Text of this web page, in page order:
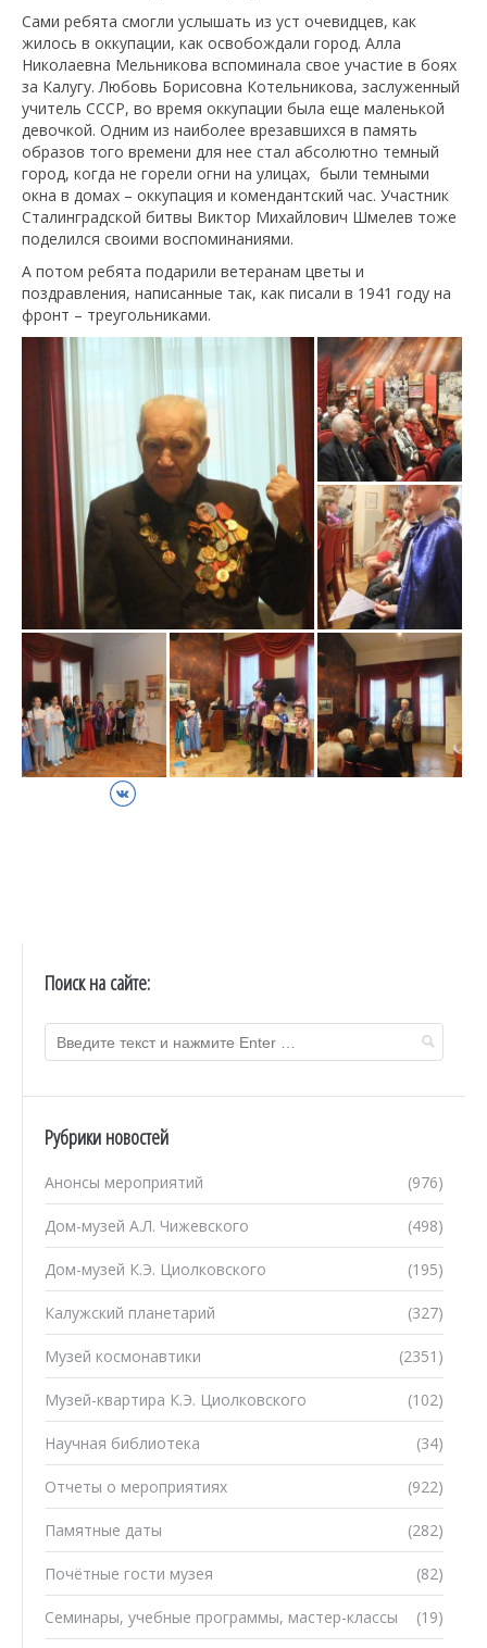
Сами ребята смогли услышать из уст очевидцев, как
жилось в оккупации, как освобождали город. Алла
Николаевна Мельникова вспоминала свое участие в боях
за Калугу. Любовь Борисовна Котельникова, заслуженный
учитель СССР, во время оккупации была еще маленькой
девочкой. Одним из наиболее врезавшихся в память
образов того времени для нее стал абсолютно темный
город, когда не горели огни на улицах, были темными
окна в домах – оккупация и комендантский час. Участник
Сталинградской битвы Виктор Михайлович Шмелев тоже
поделился своими воспоминаниями.
А потом ребята подарили ветеранам цветы и
поздравления, написанные так, как писали в 1941 году на
фронт – треугольниками.
ВКонтакте
Поиск на сайте:
Рубрики новостей
(976)
Анонсы мероприятий
(498)
Дом-музей А.Л. Чижевского
(195)
Дом-музей К.Э. Циолковского
(327)
Калужский планетарий
(2351)
Музей космонавтики
(102)
Музей-квартира К.Э. Циолковского
(34)
Научная библиотека
(922)
Отчеты о мероприятиях
(282)
Памятные даты
(82)
Почётные гости музея
(19)
Семинары, учебные программы, мастер-классы